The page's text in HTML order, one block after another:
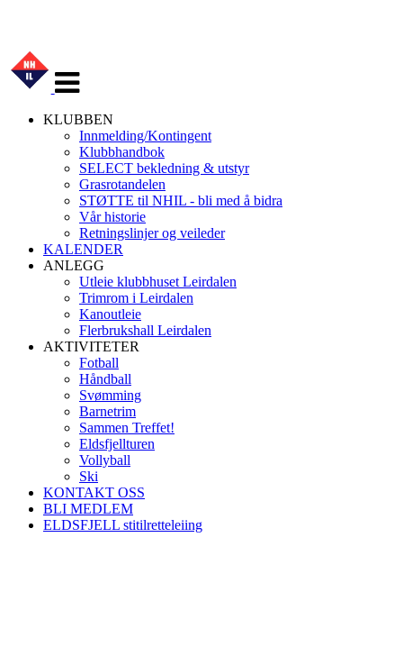
navigasjon
KLUBBEN
Innmelding/Kontingent
Klubbhandbok
SELECT bekledning & utstyr
Grasrotandelen
STØTTE til NHIL - bli med å bidra
Vår historie
Retningslinjer og veileder
KALENDER
ANLEGG
Utleie klubbhuset Leirdalen
Trimrom i Leirdalen
Kanoutleie
Flerbrukshall Leirdalen
AKTIVITETER
Fotball
Håndball
Svømming
Barnetrim
Sammen Treffet!
Eldsfjellturen
Vollyball
Ski
KONTAKT OSS
BLI MEDLEM
ELDSFJELL stitilretteleiing